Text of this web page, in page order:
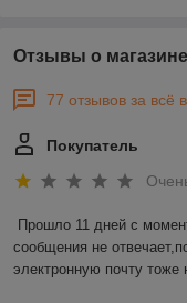
Отзывы о магазине
77 отзывов за всё
Покупатель
Прошло 11 дней с
сообщения не
электронную почту тоже